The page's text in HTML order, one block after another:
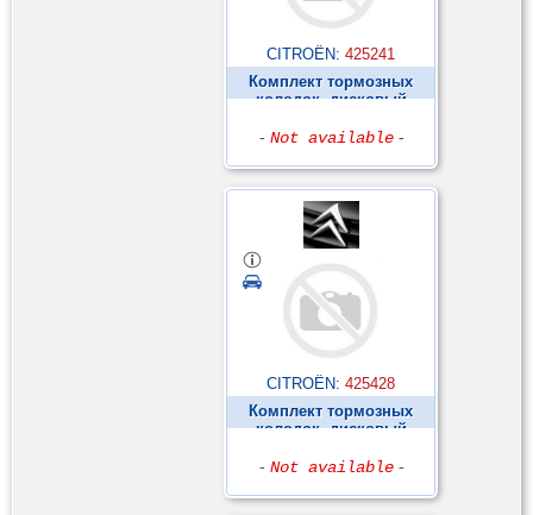
CITROËN: 425241
Комплект тормозных
колодок, дисковый
- Not available -
CITROËN: 425428
Комплект тормозных
колодок, дисковый
- Not available -